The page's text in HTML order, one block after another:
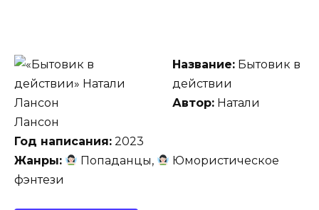
Название: Бытовик в
действии
Автор: Натали
Лансон
Год написания: 2023
Жанры:
Попаданцы,
Юмористическое
фэнтези